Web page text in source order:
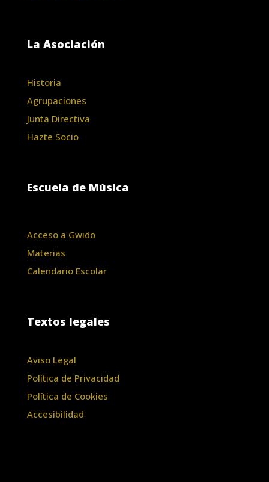
La Asociación
Historia
Agrupaciones
Junta Directiva
Hazte Socio
Escuela de Música
Acceso a Gwido
Materias
Calendario Escolar
Textos legales
Aviso Legal
Política de Privacidad
Política de Cookies
Accesibilidad